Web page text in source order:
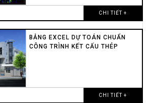
CHI TIẾT +
BẢNG EXCEL DỰ TOÁN CHUẨN
CÔNG TRÌNH KẾT CẤU THÉP
CHI TIẾT +